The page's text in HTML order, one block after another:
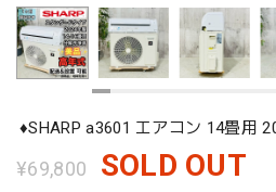
♦️SHARP a3601 エアコン 14畳用
¥69,800 SOLD OUT